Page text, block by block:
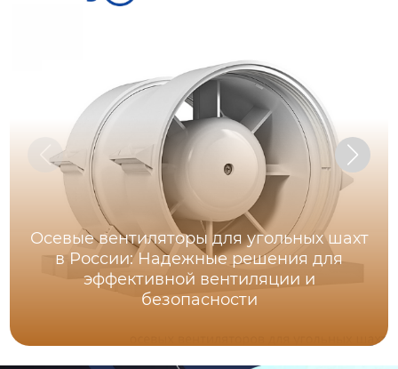
Осевые вентиляторы для угольных шахт
в России: Надежные решения для
эффективной вентиляции и
безопасности